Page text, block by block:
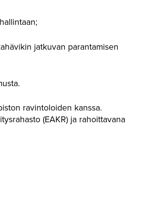
jatkuvan parantamisen
ravintoloiden kanssa.
(EAKR) ja rahoittavana